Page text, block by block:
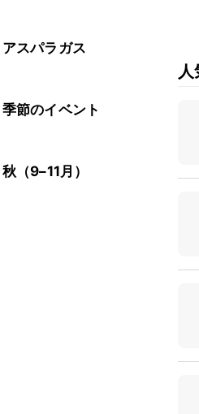
アスパラガス
季節のイベント
秋（9–11月）